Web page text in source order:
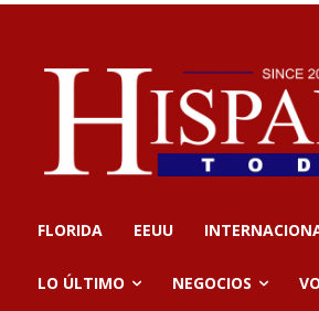
FLORIDA EEUU
LO ÚLTIMO NEGOCIOS